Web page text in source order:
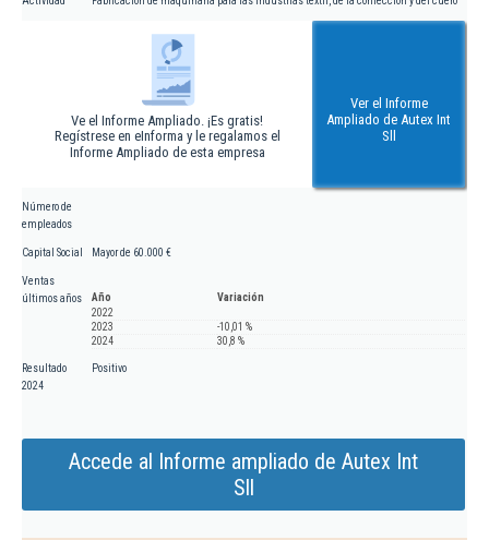
Ve el Informe Ampliado. ¡Es gratis!
Regístrese en eInforma y le regalamos el
Informe Ampliado de esta empresa
Ver el Informe
Ampliado de Autex Int
Sll
Número de
empleados
Capital Social Mayor de 60.000 €
Ventas
últimos años
Año
Variación
2022
2023
-10,01 %
2024
30,8 %
Resultado
2024
Positivo
Accede al Informe ampliado de Autex Int
Sll